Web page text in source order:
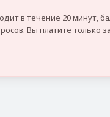
в течение 20 минут,
Вы платите только